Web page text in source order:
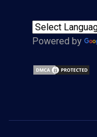
Powered by